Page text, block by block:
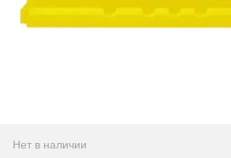
Нет в наличии